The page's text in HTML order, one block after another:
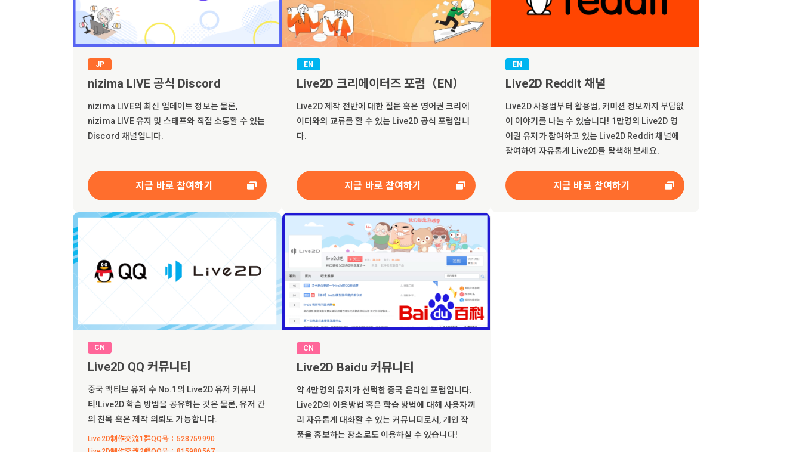
JP
nizima LIVE 공식 Discord
nizima LIVE의 최신 업데이트 정보는 물론,
nizima LIVE 유저 및 스태프와 직접 소통할 수 있는
Discord 채널입니다.
지금 바로 참여하기
EN
Live2D 크리에이터즈 포럼（EN）
Live2D 제작 전반에 대한 질문 혹은 영어권 크리에
이터와의 교류를 할 수 있는 Live2D 공식 포럼입니
다.
지금 바로 참여하기
EN
Live2D Reddit 채널
Live2D 사용법부터 활용법, 커미션 정보까지 부담없
이 이야기를 나눌 수 있습니다! 1만명의 Live2D 영
어권 유저가 참여하고 있는 Live2D Reddit 채널에
참여하여 자유롭게 Live2D를 탐색해 보세요.
지금 바로 참여하기
CN
Live2D QQ 커뮤니티
중국 액티브 유저 수 No.1의 Live2D 유저 커뮤니
티!Live2D 학습 방법을 공유하는 것은 물론, 유저 간
의 친목 혹은 제작 의뢰도 가능합니다.
Live2D制作交流1群QQ号：528759990
CN
Live2D Baidu 커뮤니티
약 4만명의 유저가 선택한 중국 온라인 포럼입니다.
Live2D의 이용방법 혹은 학습 방법에 대해 사용자끼
리 자유롭게 대화할 수 있는 커뮤니티로서, 개인 작
품을 홍보하는 장소로도 이용하실 수 있습니다!